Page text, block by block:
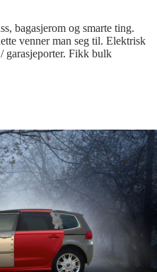
bagasjerom og smarte ting.
venner man seg til. Elektrisk
garasjeporter. Fikk bulk